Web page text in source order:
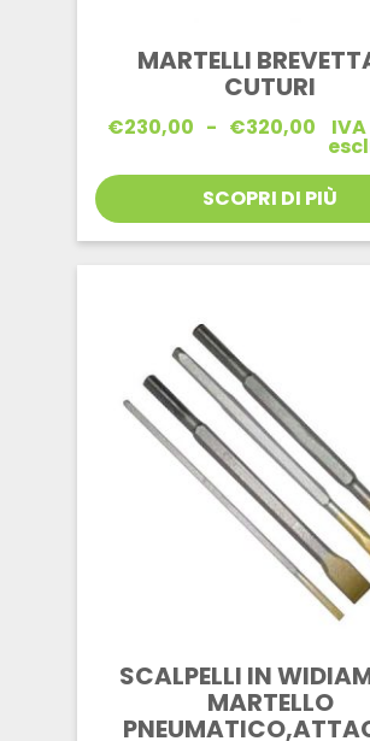
MARTELLI
CUTURI
€230,00 - €320,00
Fascia
di
da
€230,00
a
€320,00
IVA
SCOPRI DI PIÙ
SCALPELLI IN
MARTELLO